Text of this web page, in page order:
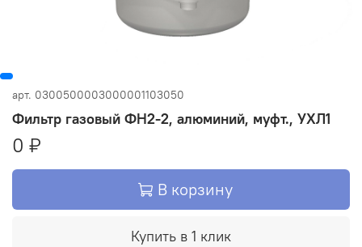
арт. 0300500003000001103050
Фильтр газовый ФН2-2, алюминий, муфт., УХЛ1
0 ₽
В корзину
Купить в 1 клик